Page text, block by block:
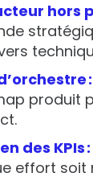
hors
:
produit
des KPIs :
effort soit